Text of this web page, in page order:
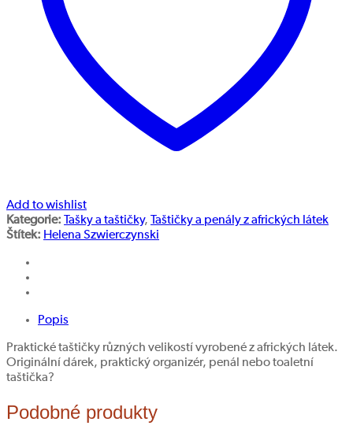
Add to wishlist
Kategorie:
Tašky a taštičky,
Taštičky a penály z afrických látek
Štítek: Helena Szwierczynski
Popis
Praktické taštičky různých velikostí vyrobené z afrických látek.
Originální dárek, praktický organizér, penál nebo toaletní
taštička?
Podobné produkty